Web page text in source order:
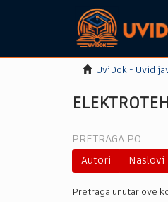
UviDok - Uvid
PRETRAGA PO
Autori Naslovi
Pretraga unutar ove